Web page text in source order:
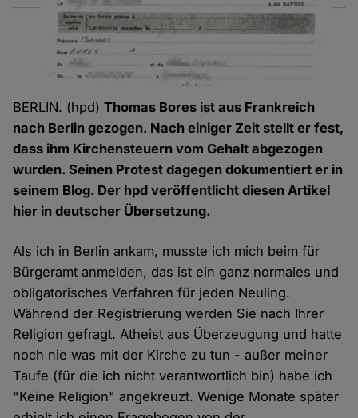
BERLIN. (hpd)Thomas Bores ist aus Frankreich
nach Berlin gezogen. Nach einiger Zeit stellt er fest,
dass ihm Kirchensteuern vom Gehalt abgezogen
wurden. Seinen Protest dagegen dokumentiert er in
seinem Blog. Der hpd veröffentlicht diesen Artikel
hier in deutscher Übersetzung.
Als ich in Berlin ankam, musste ich mich beim für
Bürgeramt anmelden, das ist ein ganz normales und
obligatorisches Verfahren für jeden Neuling.
Während der Registrierung werden Sie nach Ihrer
Religion gefragt. Atheist aus Überzeugung und hatte
noch nie was mit der Kirche zu tun - außer meiner
Taufe (für die ich nicht verantwortlich bin) habe ich
"Keine Religion" angekreuzt. Wenige Monate später